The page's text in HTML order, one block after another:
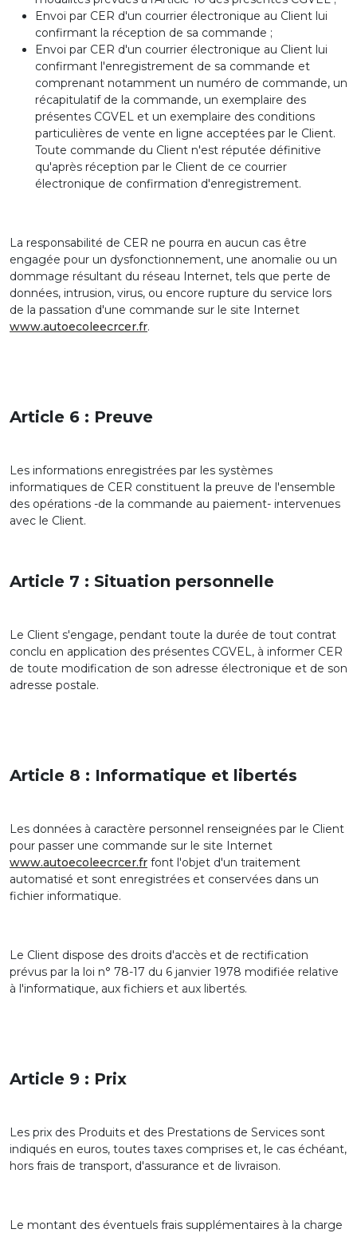
Envoi par CER d'un courrier électronique au Client lui
confirmant la réception de sa commande ;
Envoi par CER d'un courrier électronique au Client lui
confirmant l'enregistrement de sa commande et
comprenant notamment un numéro de commande, un
récapitulatif de la commande, un exemplaire des
présentes CGVEL et un exemplaire des conditions
particulières de vente en ligne acceptées par le Client.
Toute commande du Client n'est réputée définitive
qu'après réception par le Client de ce courrier
électronique de confirmation d'enregistrement.
La responsabilité de CER ne pourra en aucun cas être
engagée pour un dysfonctionnement, une anomalie ou un
dommage résultant du réseau Internet, tels que perte de
données, intrusion, virus, ou encore rupture du service lors
de la passation d'une commande sur le site Internet
www.autoecoleecrcer.fr.
Article 6 : Preuve
Les informations enregistrées par les systèmes
informatiques de CER constituent la preuve de l'ensemble
des opérations -de la commande au paiement- intervenues
avec le Client.
Article 7 : Situation personnelle
Le Client s'engage, pendant toute la durée de tout contrat
conclu en application des présentes CGVEL, à informer CER
de toute modification de son adresse électronique et de son
adresse postale.
Article 8 : Informatique et libertés
Les données à caractère personnel renseignées par le Client
pour passer une commande sur le site Internet
www.autoecoleecrcer.fr font l'objet d'un traitement
automatisé et sont enregistrées et conservées dans un
fichier informatique.
Le Client dispose des droits d'accès et de rectification
prévus par la loi n° 78-17 du 6 janvier 1978 modifiée relative
à l'informatique, aux fichiers et aux libertés.
Article 9 : Prix
Les prix des Produits et des Prestations de Services sont
indiqués en euros, toutes taxes comprises et, le cas échéant,
hors frais de transport, d'assurance et de livraison.
Le montant des éventuels frais supplémentaires à la charge